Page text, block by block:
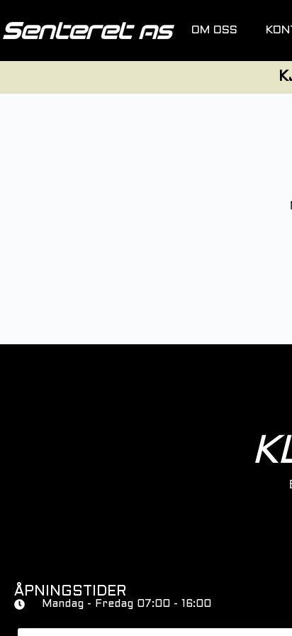
OM OSS
ÅPNINGSTIDER
Mandag - Fredag 07:00 - 16:00